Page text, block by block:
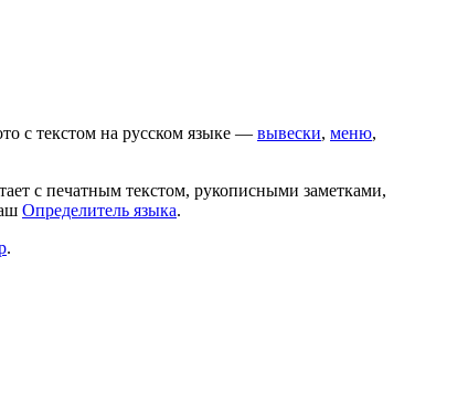
с текстом на русском языке — вывески, меню,
с печатным текстом, рукописными заметками,
Определитель языка.
.